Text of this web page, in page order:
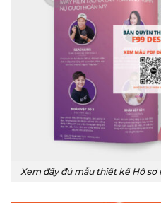
Xem đầy đủ mẫu thiết kế Hồ sơ